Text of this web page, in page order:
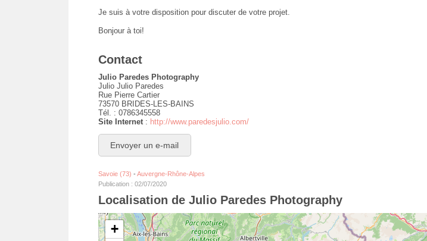
Je suis à votre disposition pour discuter de votre projet.
Bonjour à toi!
Contact
Julio Paredes Photography
Julio Julio Paredes
Rue Pierre Cartier
73570 BRIDES-LES-BAINS
Tél. : 0786345558
Site Internet: http://www.paredesjulio.com/
Envoyer un e-mail
Savoie (73) -Auvergne-Rhône-Alpes
Publication : 02/07/2020
Localisation de Julio Paredes Photography
+